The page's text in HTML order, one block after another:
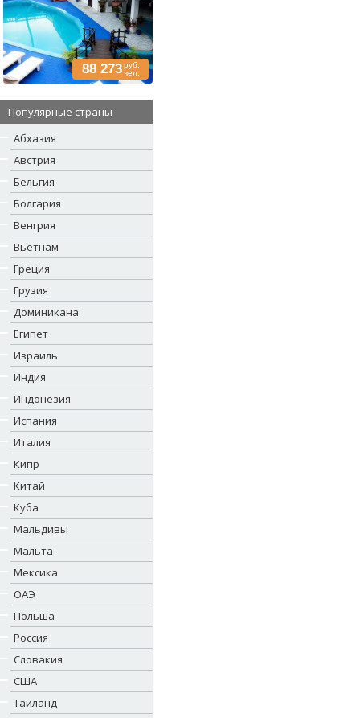
88 273руб.
чел.
Популярные страны
Абхазия
Австрия
Бельгия
Болгария
Венгрия
Вьетнам
Греция
Грузия
Доминикана
Египет
Израиль
Индия
Индонезия
Испания
Италия
Кипр
Китай
Куба
Мальдивы
Мальта
Мексика
ОАЭ
Польша
Россия
Словакия
США
Таиланд